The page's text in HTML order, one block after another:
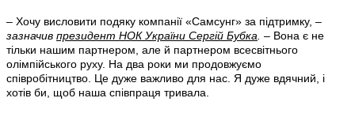
– Хочу висловити подяку компанії «Самсунг» за підтримку, –
зазначив президент НОК України Сергій Бубка – Вона є не
тільки нашим партнером, але й партнером всесвітнього
олімпійського руху. На два роки ми продовжуємо
співробітництво. Це дуже важливо для нас. Я дуже вдячний, і
хотів би, щоб наша співпраця тривала.